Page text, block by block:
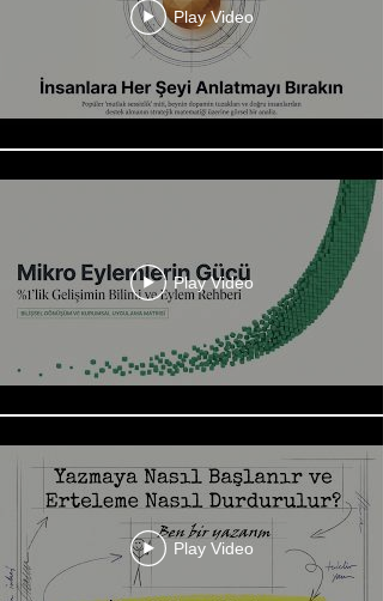
Play Video
Play Video
Play Video